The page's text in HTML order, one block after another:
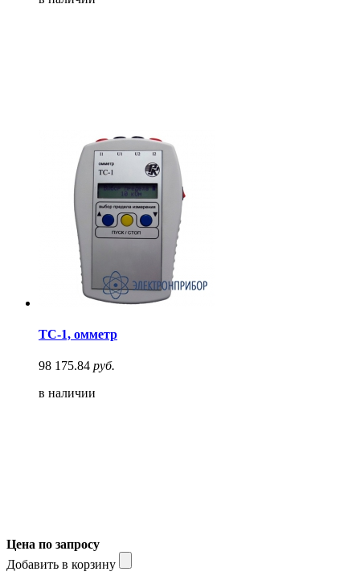
ТС-1, омметр
98 175.84 руб.
в наличии
Цена по запросу
Добавить в корзину